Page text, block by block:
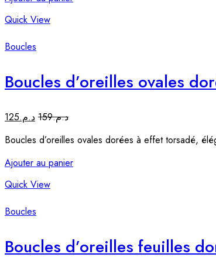
Quick View
Boucles
Boucles d’oreilles ovales
د.م.125 د.م.159
Boucles d’oreilles ovales dorées à effet torsadé,
Ajouter au panier
Quick View
Boucles
Boucles d’oreilles feuilles